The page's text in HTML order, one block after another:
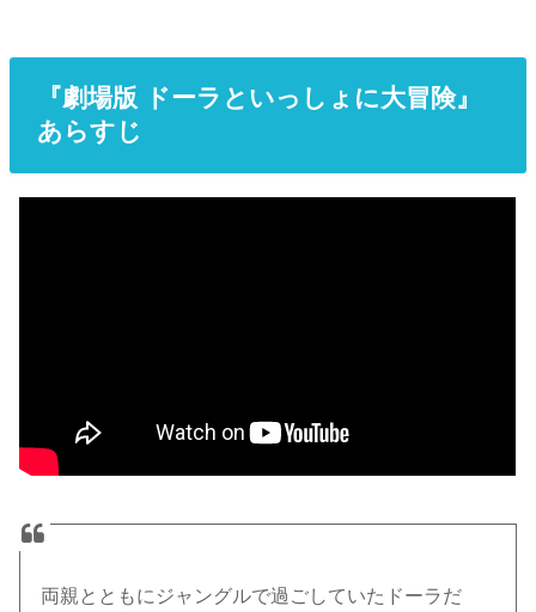
『劇場版 ドーラといっしょに大冒険』
あらすじ
両親とともにジャングルで過ごしていたドーラだ